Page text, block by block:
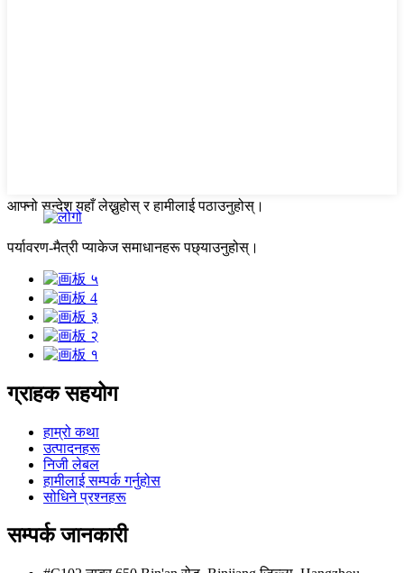
आफ्नो सन्देश यहाँ लेख्नुहोस् र हामीलाई पठाउनुहोस्।
पर्यावरण-मैत्री प्याकेज समाधानहरू पछ्याउनुहोस्।
ग्राहक सहयोग
हाम्रो कथा
उत्पादनहरू
निजी लेबल
हामीलाई सम्पर्क गर्नुहोस
सोधिने प्रश्नहरू
सम्पर्क जानकारी